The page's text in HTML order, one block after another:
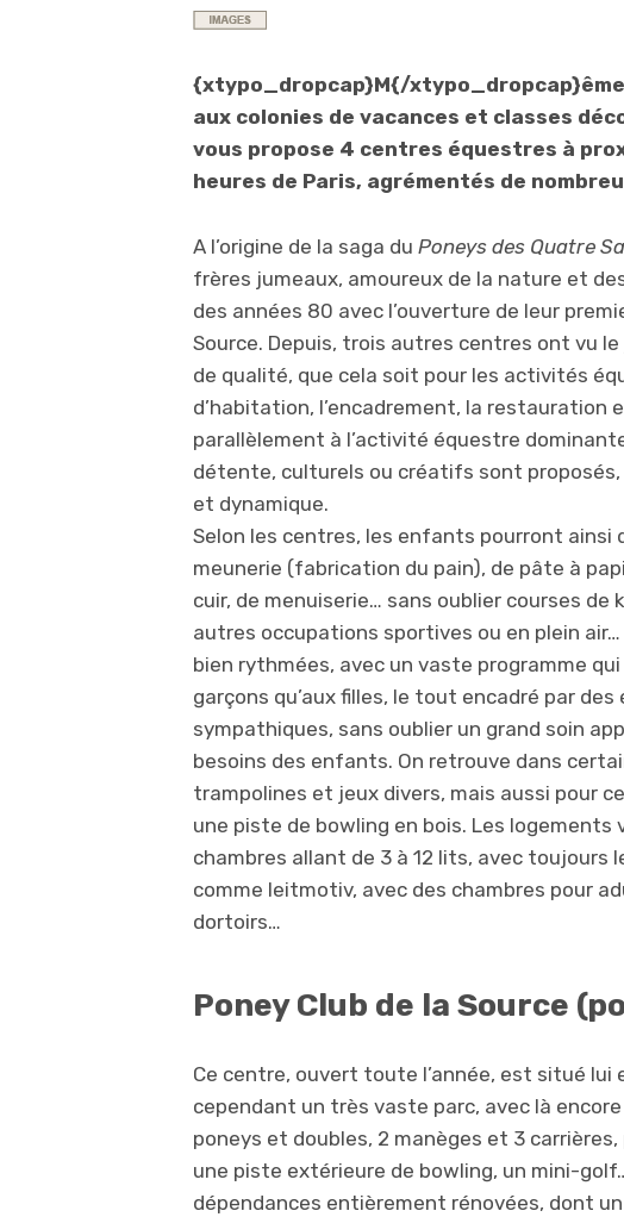
{xtypo_dropcap}M{/
aux colonies de vacances et classes
vous propose 4 centres équestres à
heures de Paris, agrémentés de
A l’origine de la saga du Poneys des Quatre
frères jumeaux, amoureux de la nature et
des années 80 avec l’ouverture de leur
Source. Depuis, trois autres centres ont vu
de qualité, que cela soit pour les activités
d’habitation, l’encadrement, la restauration
parallèlement à l’activité équestre
détente, culturels ou créatifs sont
et dynamique.
Selon les centres, les enfants pourront ainsi
meunerie (fabrication du pain), de pâte à
cuir, de menuiserie… sans oublier courses
autres occupations sportives ou en plein
bien rythmées, avec un vaste programme
garçons qu’aux filles, le tout encadré par
sympathiques, sans oublier un grand soin
besoins des enfants. On retrouve dans
trampolines et jeux divers, mais aussi pour
une piste de bowling en bois. Les
chambres allant de 3 à 12 lits, avec
comme leitmotiv, avec des chambres pour
dortoirs…
Poney Club de la Source
Ce centre, ouvert toute l’année, est situé lui
cependant un très vaste parc, avec là
poneys et doubles, 2 manèges et 3
une piste extérieure de bowling, un mini-
dépendances entièrement rénovées, dont